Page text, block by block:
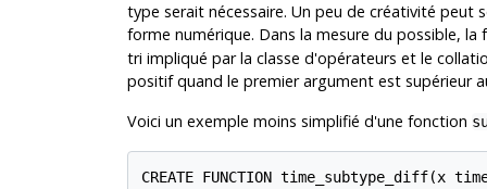
type serait nécessaire. Un peu de créativité peut
forme numérique. Dans la mesure du possible,
tri impliqué par la classe d'opérateurs et le
positif quand le premier argument est supérieur
Voici un exemple moins simplifié d'une fonction
CREATE FUNCTION time_subtype_diff(x